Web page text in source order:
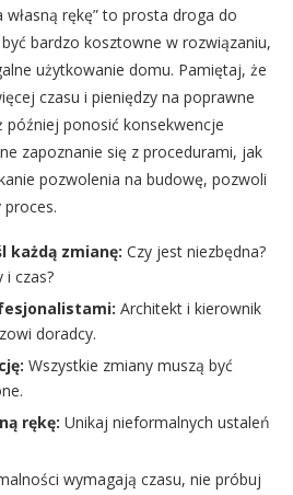
rękę” to prosta droga do
bardzo kosztowne w rozwiązaniu,
użytkowanie domu. Pamiętaj, że
czasu i pieniędzy na poprawne
później ponosić konsekwencje
zapoznanie się z procedurami, jak
pozwolenia na budowę, pozwoli
proces.
każdą zmianę: Czy jest niezbędna?
i czas?
Architekt i kierownik
doradcy.
Wszystkie zmiany muszą być
rękę: Unikaj nieformalnych ustaleń
wymagają czasu, nie próbuj